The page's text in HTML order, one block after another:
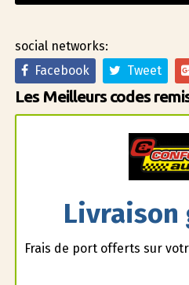
social networks:
Facebook
Tweet
Les Meilleurs codes
Frais de port offerts sur